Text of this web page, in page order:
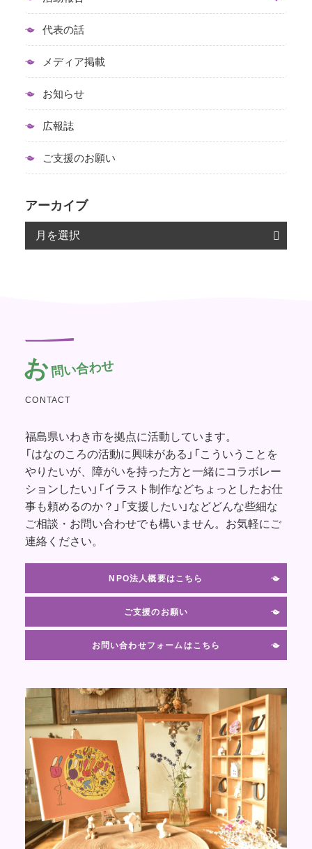
代表の話
メディア掲載
お知らせ
広報誌
ご支援のお願い
アーカイブ
お問い合わせ
CONTACT
福島県いわき市を拠点に活動しています。
「はなのころの活動に興味がある」「こういうことを
やりたいが、障がいを持った方と一緒にコラボレー
ションしたい」「イラスト制作などちょっとしたお仕
事も頼めるのか？」「支援したい」などどんな些細な
ご相談・お問い合わせでも構いません。お気軽にご
連絡ください。
NPO法人概要はこちら
ご支援のお願い
お問い合わせフォームはこちら